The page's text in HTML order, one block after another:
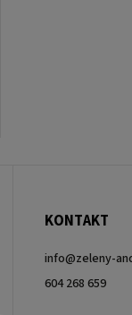
KONTAKT
info@zeleny-
604 268 659